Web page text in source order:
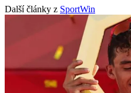
Další články z SportWin